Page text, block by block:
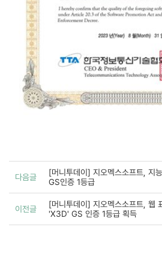
다음글
[머니투데이] 지오멕스소프트, 지
GS인증 1등급
이전글
[머니투데이] 지오멕스소프트, 웹
'X3D' GS 인증 1등급 획득